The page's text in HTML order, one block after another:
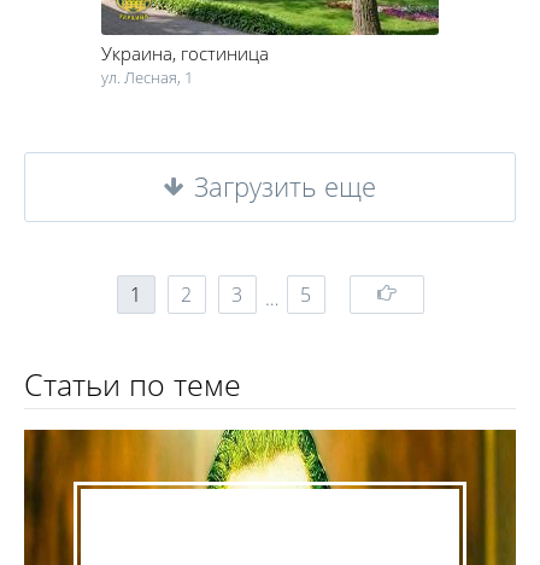
Украина, гостиница
ул. Лесная, 1
Загрузить еще
1 2 3 … 5
Статьи по теме